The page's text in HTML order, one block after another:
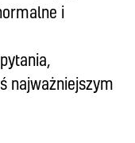
i
najważniejszym